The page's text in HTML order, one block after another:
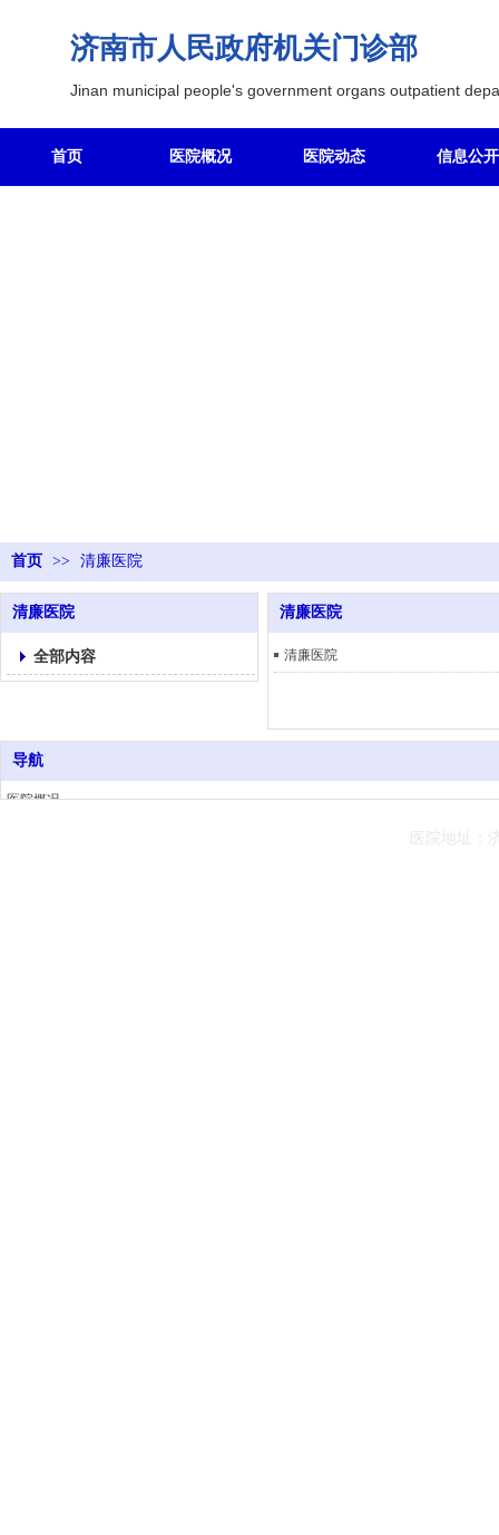
济南市人民政府机关门诊部
Jinan municipal people's government organs outpatient
首页 医院概况 医院动态 信息公开
首页 >> 清廉医院
清廉医院
全部内容
清廉医院
清廉医院
导航
医院概况
医院地 址：